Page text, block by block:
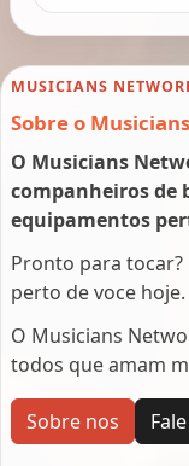
MUSICIANS
Sobre o
O Musicians
companheiros de
equipamentos
Pronto para
perto de voce hoje.
O Musicians
todos que amam
Sobre nos